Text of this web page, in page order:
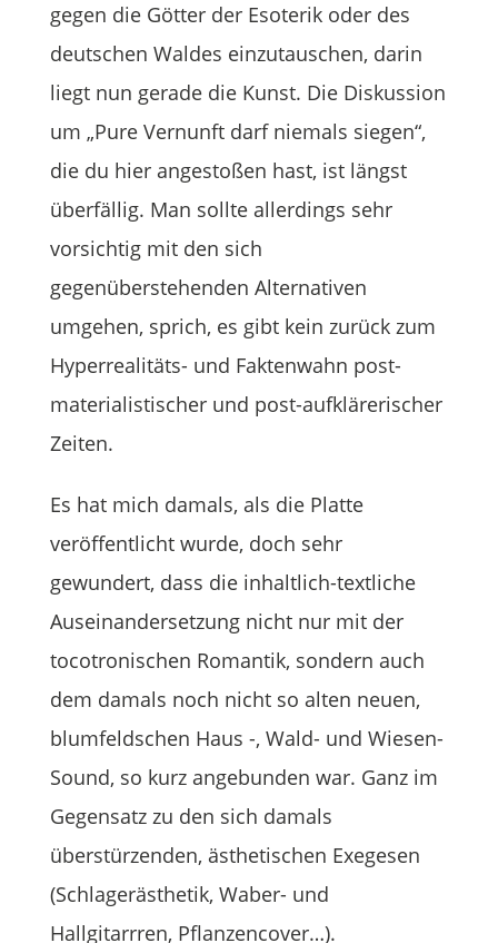
gegen die Götter der Esoterik oder des
deutschen Waldes einzutauschen, darin
liegt nun gerade die Kunst. Die Diskussion
um „Pure Vernunft darf niemals siegen“,
die du hier angestoßen hast, ist längst
überfällig. Man sollte allerdings sehr
vorsichtig mit den sich
gegenüberstehenden Alternativen
umgehen, sprich, es gibt kein zurück zum
Hyperrealitäts- und Faktenwahn post-
materialistischer und post-aufklärerischer
Zeiten.
Es hat mich damals, als die Platte
veröffentlicht wurde, doch sehr
gewundert, dass die inhaltlich-textliche
Auseinandersetzung nicht nur mit der
tocotronischen Romantik, sondern auch
dem damals noch nicht so alten neuen,
blumfeldschen Haus -, Wald- und Wiesen-
Sound, so kurz angebunden war. Ganz im
Gegensatz zu den sich damals
überstürzenden, ästhetischen Exegesen
(Schlagerästhetik, Waber- und
Hallgitarrren, Pflanzencover…).